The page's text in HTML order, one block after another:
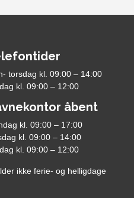
torsdag kl. 09:00 – 14:00
kl. 09:00 – 12:00
åbent
kl. 09:00 – 17:00
kl. 09:00 – 14:00
kl. 09:00 – 12:00
ikke ferie- og helligdage